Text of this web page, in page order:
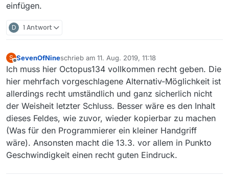
einfügen.
D 1 Antwort
S SevenOfNineschrieb am 11. Aug. 2019, 11:18
zuletzt editiert von
Ich muss hier Octopus134 vollkommen recht geben. Die
hier mehrfach vorgeschlagene Alternativ-Möglichkeit ist
allerdings recht umständlich und ganz sicherlich nicht
der Weisheit letzter Schluss. Besser wäre es den Inhalt
dieses Feldes, wie zuvor, wieder kopierbar zu machen
(Was für den Programmierer ein kleiner Handgriff
wäre). Ansonsten macht die 13.3. vor allem in Punkto
Geschwindigkeit einen recht guten Eindruck.